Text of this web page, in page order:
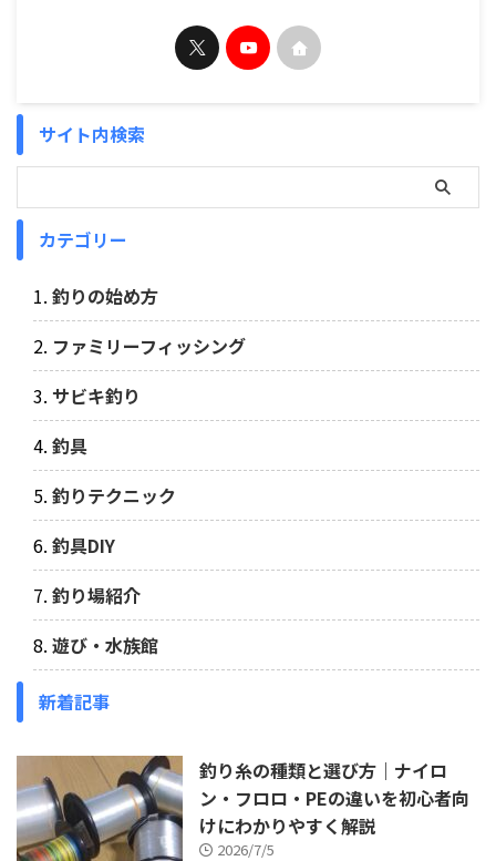
サイト内検索
カテゴリー
釣りの始め方
ファミリーフィッシング
サビキ釣り
釣具
釣りテクニック
釣具DIY
釣り場紹介
遊び・水族館
新着記事
釣り糸の種類と選び方｜ナイロ
ン・フロロ・PEの違いを初心者向
けにわかりやすく解説
2026/7/5